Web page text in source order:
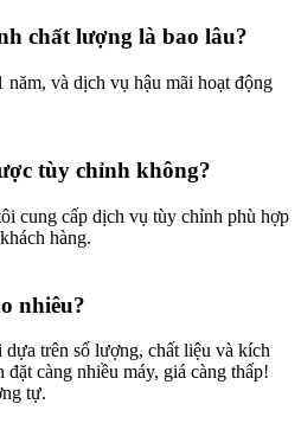
chất lượng là bao lâu?
năm, và dịch vụ hậu mãi hoạt động
tùy chỉnh không?
cung cấp dịch vụ tùy chỉnh phù hợp
hàng.
nhiêu?
trên số lượng, chất liệu và kích
đặt càng nhiều máy, giá càng thấp!
tự.